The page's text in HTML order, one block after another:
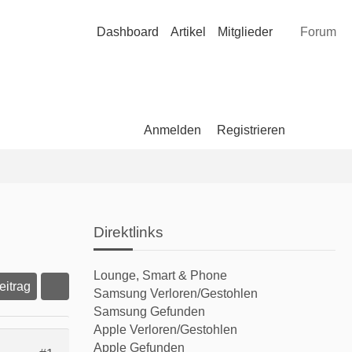
Dashboard Artikel Mitglieder Forum
Anmelden Registrieren
Direktlinks
Lounge, Smart & Phone
Samsung Verloren/Gestohlen
Samsung Gefunden
Apple Verloren/Gestohlen
Apple Gefunden